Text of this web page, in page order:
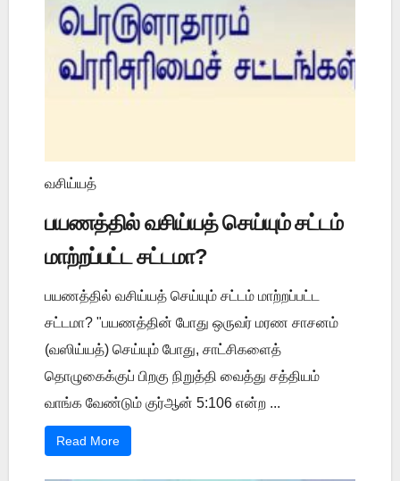
வசிய்யத்
பயணத்தில் வசிய்யத் செய்யும் சட்டம்
மாற்றப்பட்ட சட்டமா?
பயணத்தில் வசிய்யத் செய்யும் சட்டம் மாற்றப்பட்ட
சட்டமா? "பயணத்தின் போது ஒருவர் மரண சாசனம்
(வஸிய்யத்) செய்யும் போது, சாட்சிகளைத்
தொழுகைக்குப் பிறகு நிறுத்தி வைத்து சத்தியம்
வாங்க வேண்டும் குர்ஆன் 5:106 என்ற ...
Read More